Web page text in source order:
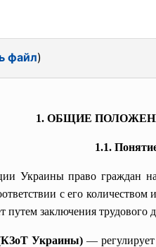
файл)
1. ОБЩИЕ
1.1.
Украины право граждан
с его
заключения трудового
Украины) —